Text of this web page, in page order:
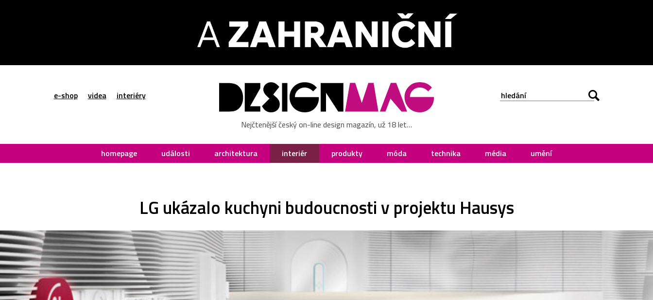
e-shop videa interiéry
Nejčtenější český on-line design magazín, už 18 let…
homepage události architektura interiér produkty móda technika média umění
LG ukázalo kuchyni budoucnosti v projektu Hausys